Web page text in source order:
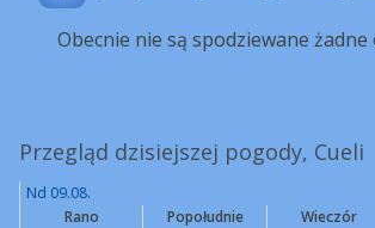
Obecnie nie są spodziewane żadne
Przegląd dzisiejszej pogody, Cueli
Nd 09.08.
Rano
Popołudnie
Wieczór